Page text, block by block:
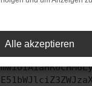
Du kannst uns
Alle akzeptieren